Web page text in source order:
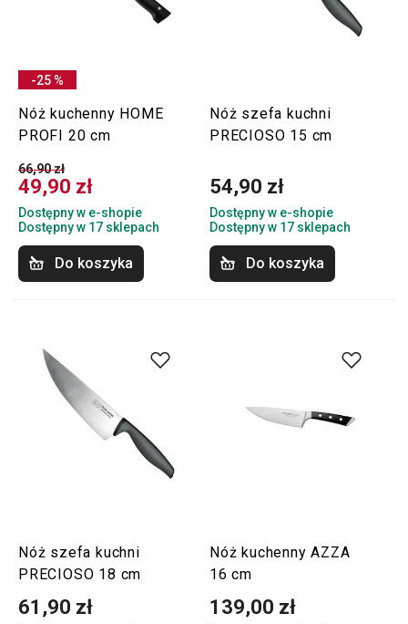
-25 %
Nóż kuchenny HOME
PROFI 20 cm
66,90 zł
49,90 zł
Dostępny w e-shopie
Dostępny w 17 sklepach
Do koszyka
Nóż szefa kuchni
PRECIOSO 15 cm
54,90 zł
Dostępny w e-shopie
Dostępny w 17 sklepach
Do koszyka
Nóż szefa kuchni
PRECIOSO 18 cm
61,90 zł
Nóż kuchenny AZZA
16 cm
139,00 zł